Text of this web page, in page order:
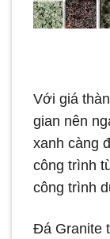
Với giá
gian nên
xanh càng
công trình
công trình
Đá Granite